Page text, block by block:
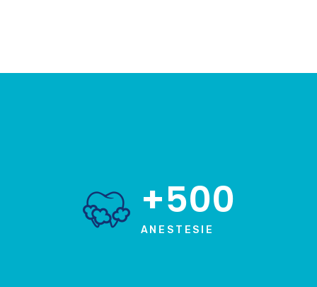
+500
ANESTESIE